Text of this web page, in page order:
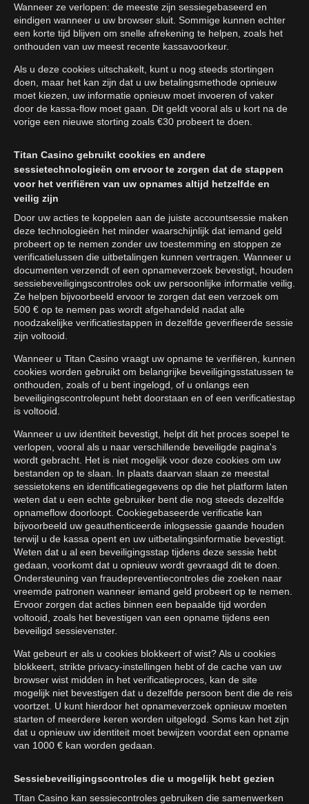
Wanneer ze verlopen: de meeste zijn sessiegebaseerd en
eindigen wanneer u uw browser sluit. Sommige kunnen echter
een korte tijd blijven om snelle afrekening te helpen, zoals het
onthouden van uw meest recente kassavoorkeur.
Als u deze cookies uitschakelt, kunt u nog steeds stortingen
doen, maar het kan zijn dat u uw betalingsmethode opnieuw
moet kiezen, uw informatie opnieuw moet invoeren of vaker
door de kassa-flow moet gaan. Dit geldt vooral als u kort na de
vorige een nieuwe storting zoals €30 probeert te doen.
Titan Casino gebruikt cookies en andere
sessietechnologieën om ervoor te zorgen dat de stappen
voor het verifiëren van uw opnames altijd hetzelfde en
veilig zijn
Door uw acties te koppelen aan de juiste accountsessie maken
deze technologieën het minder waarschijnlijk dat iemand geld
probeert op te nemen zonder uw toestemming en stoppen ze
verificatielussen die uitbetalingen kunnen vertragen. Wanneer u
documenten verzendt of een opnameverzoek bevestigt, houden
sessiebeveiligingscontroles ook uw persoonlijke informatie veilig.
Ze helpen bijvoorbeeld ervoor te zorgen dat een verzoek om
500 € op te nemen pas wordt afgehandeld nadat alle
noodzakelijke verificatiestappen in dezelfde geverifieerde sessie
zijn voltooid.
Wanneer u Titan Casino vraagt uw opname te verifiëren, kunnen
cookies worden gebruikt om belangrijke beveiligingsstatussen te
onthouden, zoals of u bent ingelogd, of u onlangs een
beveiligingscontrolepunt hebt doorstaan en of een verificatiestap
is voltooid.
Wanneer u uw identiteit bevestigt, helpt dit het proces soepel te
verlopen, vooral als u naar verschillende beveiligde pagina's
wordt gebracht. Het is niet mogelijk voor deze cookies om uw
bestanden op te slaan. In plaats daarvan slaan ze meestal
sessietokens en identificatiegegevens op die het platform laten
weten dat u een echte gebruiker bent die nog steeds dezelfde
opnameflow doorloopt. Cookiegebaseerde verificatie kan
bijvoorbeeld uw geauthenticeerde inlogsessie gaande houden
terwijl u de kassa opent en uw uitbetalingsinformatie bevestigt.
Weten dat u al een beveiligingsstap tijdens deze sessie hebt
gedaan, voorkomt dat u opnieuw wordt gevraagd dit te doen.
Ondersteuning van fraudepreventiecontroles die zoeken naar
vreemde patronen wanneer iemand geld probeert op te nemen.
Ervoor zorgen dat acties binnen een bepaalde tijd worden
voltooid, zoals het bevestigen van een opname tijdens een
beveiligd sessievenster.
Wat gebeurt er als u cookies blokkeert of wist? Als u cookies
blokkeert, strikte privacy-instellingen hebt of de cache van uw
browser wist midden in het verificatieproces, kan de site
mogelijk niet bevestigen dat u dezelfde persoon bent die de reis
voortzet. U kunt hierdoor het opnameverzoek opnieuw moeten
starten of meerdere keren worden uitgelogd. Soms kan het zijn
dat u opnieuw uw identiteit moet bewijzen voordat een opname
van 1000 € kan worden gedaan.
Sessiebeveiligingscontroles die u mogelijk hebt gezien
Titan Casino kan sessiecontroles gebruiken die samenwerken